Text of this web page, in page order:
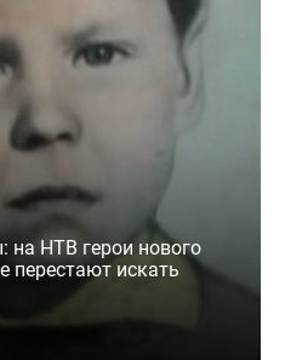
на НТВ герои нового
перестают искать